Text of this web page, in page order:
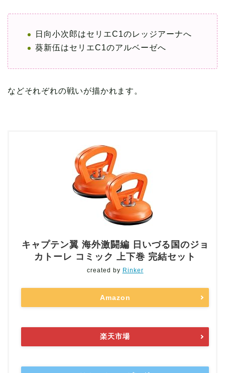
日向小次郎はセリエC1のレッジアーナへ
葵新伍はセリエC1のアルベーゼへ
などそれぞれの戦いが描かれます。
キャプテン翼 海外激闘編 日いづる国のジョ
カトーレ コミック 上下巻 完結セット
created by Rinker
Amazon
楽天市場